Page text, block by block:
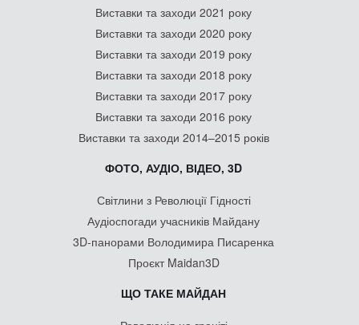
Виставки та заходи 2021 року
Виставки та заходи 2020 року
Виставки та заходи 2019 року
Виставки та заходи 2018 року
Виставки та заходи 2017 року
Виставки та заходи 2016 року
Виставки та заходи 2014–2015 років
ФОТО, АУДІО, ВІДЕО, 3D
Світлини з Революції Гідності
Аудіоспогади учасників Майдану
3D-панорами Володимира Писаренка
Проєкт Maidan3D
ЩО ТАКЕ МАЙДАН